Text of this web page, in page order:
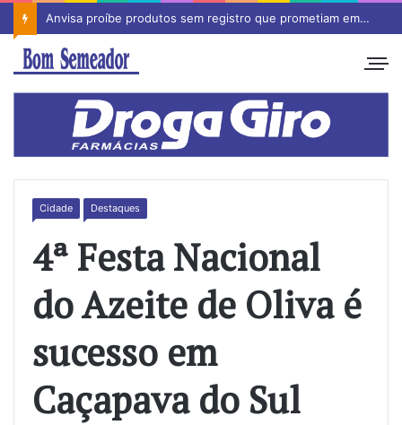
Anvisa proíbe produtos sem registro que prometiam emagrecimento
Cidade Destaques
4ª Festa Nacional
do Azeite de Oliva é
sucesso em
Caçapava do Sul